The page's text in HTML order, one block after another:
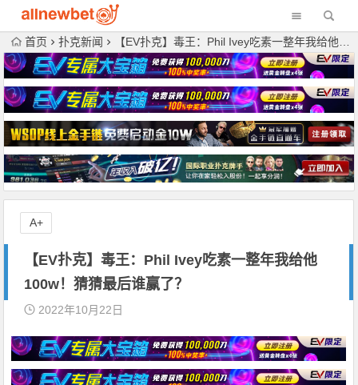
首页 扑克新闻 【EV扑克】毒王：Phil Ivey吃素一整年我给他100w！猜猜最后谁赢了？
【EV扑克】毒王：Phil Ivey吃素一整年我给他
100w！猜猜最后谁赢了？
2022年10月22日
A+